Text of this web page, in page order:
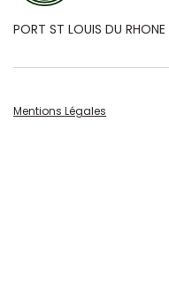
PORT ST LOUIS DU RHONE
Mentions Légales